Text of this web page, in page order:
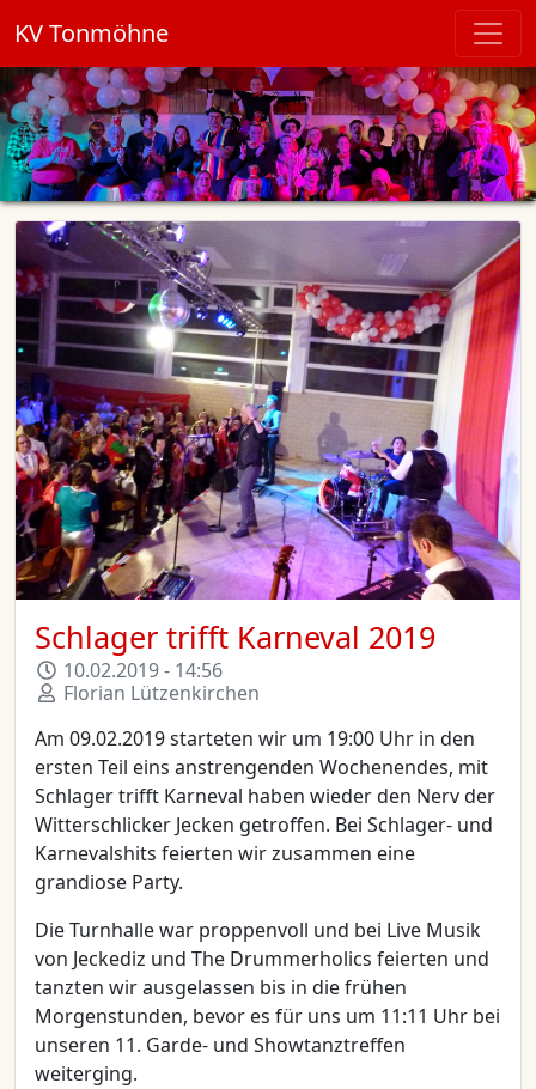
KV Tonmöhne
Schlager trifft Karneval 2019
10.02.2019 - 14:56
Florian Lützenkirchen
Am 09.02.2019 starteten wir um 19:00 Uhr in den
ersten Teil eins anstrengenden Wochenendes, mit
Schlager trifft Karneval haben wieder den Nerv der
Witterschlicker Jecken getroffen. Bei Schlager- und
Karnevalshits feierten wir zusammen eine
grandiose Party.
Die Turnhalle war proppenvoll und bei Live Musik
von Jeckediz und The Drummerholics feierten und
tanzten wir ausgelassen bis in die frühen
Morgenstunden, bevor es für uns um 11:11 Uhr bei
unseren 11. Garde- und Showtanztreffen
weiterging.